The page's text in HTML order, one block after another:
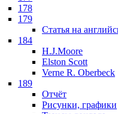
178
179
Статья на
184
H.J.Moore
Elston Scott
Verne R. Oberbeck
189
Отчёт
Рисунки, графики